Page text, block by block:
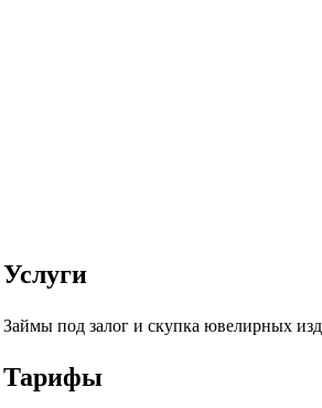
Услуги
Займы под залог и скупка ювелирных
Тарифы